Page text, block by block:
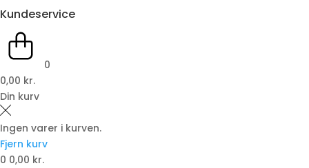
Kundeservice
0
0,00 kr.
Din kurv
Ingen varer i kurven.
Fjern kurv
0 0,00 kr.